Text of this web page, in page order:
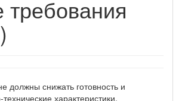
должны снижать готовность и
характеристики,